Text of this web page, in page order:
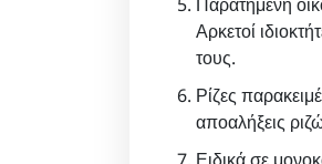
Αρκετοί
τους.
Ρίζες
αποαλήξεις